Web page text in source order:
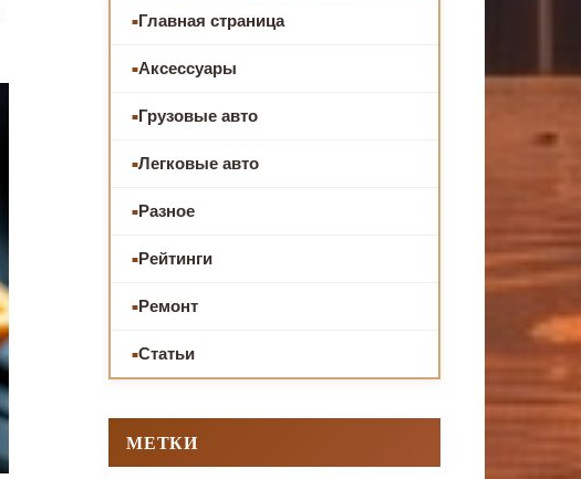
Главная страница
Аксессуары
Грузовые авто
Легковые авто
Разное
Рейтинги
Ремонт
Статьи
МЕТКИ